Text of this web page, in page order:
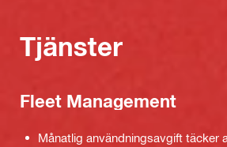
Tjänster
Fleet Management
Månatlig användningsavgift täcker